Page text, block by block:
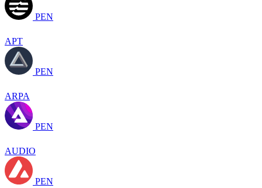
PEN
APT
PEN
ARPA
PEN
AUDIO
PEN